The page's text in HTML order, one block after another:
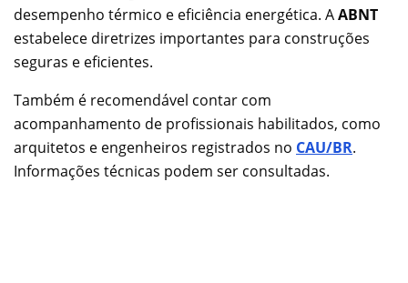
desempenho térmico e eficiência energética. AABNT
estabelece diretrizes importantes para construções
seguras e eficientes.
Também é recomendável contar com
acompanhamento de profissionais habilitados, como
arquitetos e engenheiros registrados no CAU/BR.
Informações técnicas podem ser consultadas.